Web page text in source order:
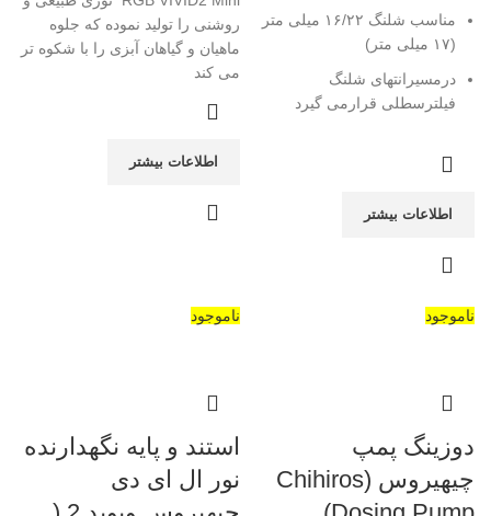
مناسب شلنگ ۱۶/۲۲ میلی متر
(۱۷ میلی متر)
درمسیرانتهای شلنگ
فیلترسطلی قرارمی گیرد
اطلاعات بیشتر
روشنی را تولید نموده که جلوه
ماهیان و گیاهان آبزی را با شکوه تر
می کند
اطلاعات بیشتر
ناموجود
دوزینگ پمپ
چیهیروس (Chihiros
ناموجود
استند و پایه نگهدارنده
نور ال ای دی